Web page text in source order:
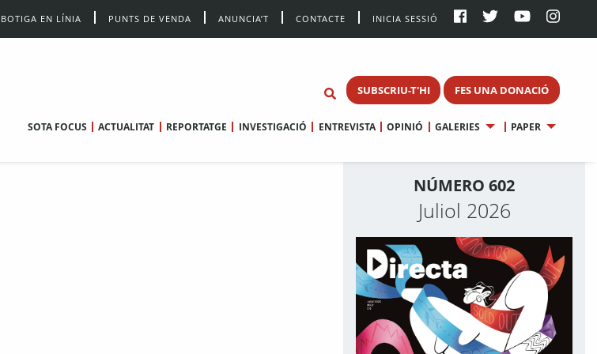
BOTIGA EN LÍNIA PUNTS DE VENDA ANUNCIA’T CONTACTE INICIA SESSIÓ
SUBSCRIU-T'HI FES UNA DONACIÓ
SOTA FOCUS ACTUALITAT REPORTATGE INVESTIGACIÓ ENTREVISTA OPINIÓ GALERIES PAPER
NÚMERO 602
Juliol 2026